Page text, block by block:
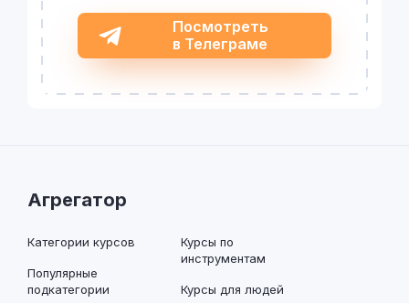
Посмотреть
в Телеграме
Агрегатор
Категории курсов
Популярные
подкатегории
Курсы по
инструментам
Курсы для людей